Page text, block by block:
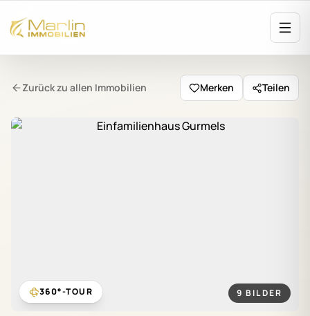
Zurück zu allen Immobilien Merken Teilen
9 BILDER
360°-TOUR